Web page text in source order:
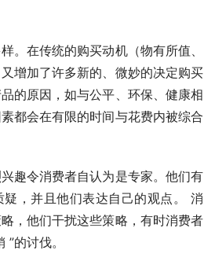
。在传统的购买动机（物有所值、
增加了许多新的、微妙的决定购买
的原因，如与公平、环保、健康相
都会在有限的时间与花费内被综合
趣令消费者自认为是专家。他们有
疑，并且他们表达自己的观点。 消
，他们干扰这些策略，有时消费者
”的讨伐。